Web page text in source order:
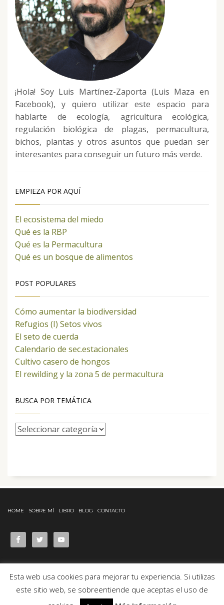
¡Hola! Soy Luis Martínez-Zaporta (Luis Maza en
Facebook), y quiero utilizar este espacio para
hablarte de ecología, agricultura ecológica,
regulación biológica de plagas, permacultura,
bichos, plantas y otros asuntos que puedan ser
interesantes para conseguir un futuro más verde.
EMPIEZA POR AQUÍ
El ecosistema del miedo
Qué es la RBP
Qué es la Permacultura
Qué es un bosque de alimentos
POST POPULARES
Cómo aumentar la biodiversidad
Refugios (I) Setos vivos
El seto de cuerda
Calendario de sec.estacionales
Cultivo casero de hongos
El rewilding y la zona 5 de permacultura
BUSCA POR TEMÁTICA
HOME SOBRE MÍ LIBRO BLOG CONTACTO
© Desde 2017 ELVERDECILLO.COM
Esta web usa cookies para mejorar tu experiencia. Si utilizas
este sitio web, se sobreentiende que aceptas el uso de